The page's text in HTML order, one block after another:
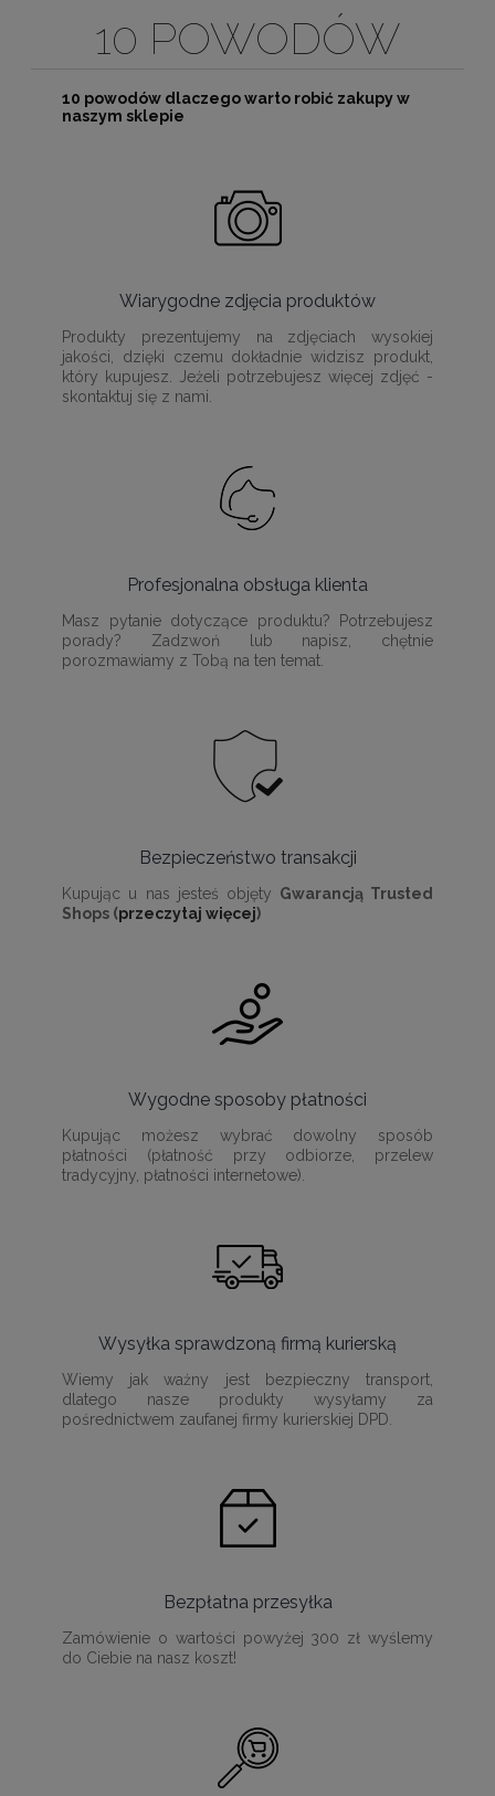
10 POWODÓW
10 powodów dlaczego warto robić zakupy w
naszym sklepie
Wiarygodne zdjęcia produktów
Produkty prezentujemy na zdjęciach wysokiej
jakości, dzięki czemu dokładnie widzisz produkt,
który kupujesz. Jeżeli potrzebujesz więcej zdjęć -
skontaktuj się z nami.
Profesjonalna obsługa klienta
Masz pytanie dotyczące produktu? Potrzebujesz
porady? Zadzwoń lub napisz, chętnie
porozmawiamy z Tobą na ten temat.
Bezpieczeństwo transakcji
Kupując u nas jesteś objęty Gwarancją Trusted
Shops (przeczytaj więcej)
Wygodne sposoby płatności
Kupując możesz wybrać dowolny sposób
płatności (płatność przy odbiorze, przelew
tradycyjny, płatności internetowe).
Wysyłka sprawdzoną firmą kurierską
Wiemy jak ważny jest bezpieczny transport,
dlatego nasze produkty wysyłamy za
pośrednictwem zaufanej firmy kurierskiej DPD.
Bezpłatna przesyłka
Zamówienie o wartości powyżej 300 zł wyślemy
do Ciebie na nasz koszt!